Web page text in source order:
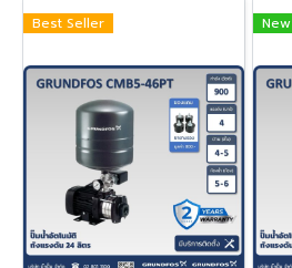
Best Seller New